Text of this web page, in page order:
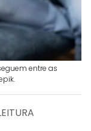
entre as